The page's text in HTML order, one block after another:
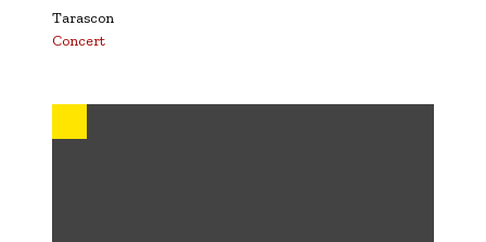
Tarascon
Concert